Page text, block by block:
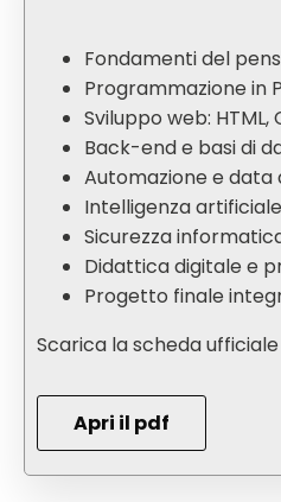
Fondamenti del
Programmazione in
Sviluppo web: HTML,
Back-end e basi di
Automazione e data
Intelligenza
Sicurezza
Didattica digitale e
Progetto finale
Scarica la scheda
Apri il pdf